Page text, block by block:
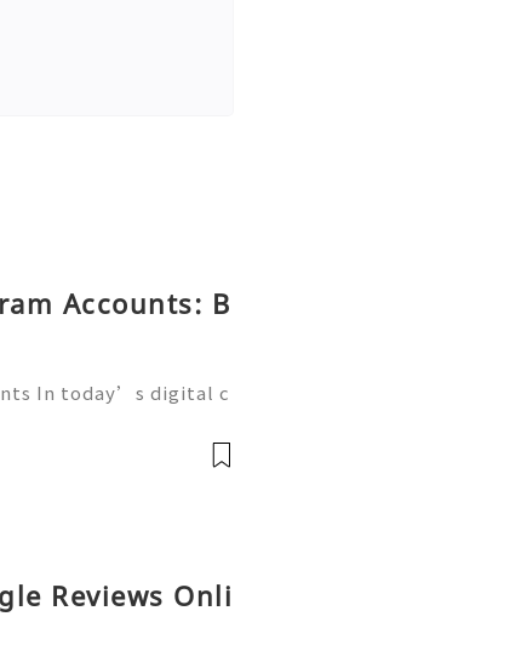
Accounts: B
In today’s digital c
and communities. A
Reviews Onli